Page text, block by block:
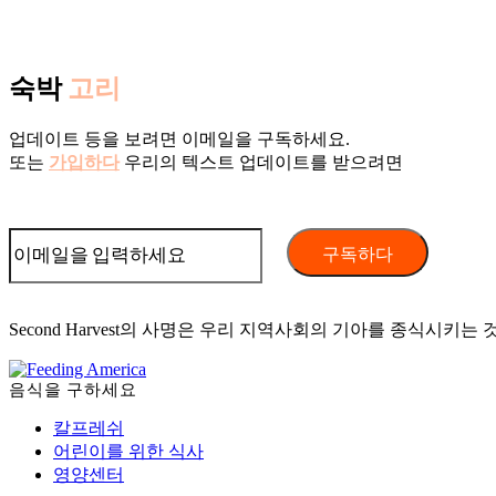
숙박 고리
업데이트 등을 보려면 이메일을 구독하세요.
또는 가입하다우리의 텍스트 업데이트를 받으려면
Second Harvest의 사명은 우리 지역사회의 기아를 종식시키는
음식을 구하세요
칼프레쉬
어린이를 위한 식사
영양센터